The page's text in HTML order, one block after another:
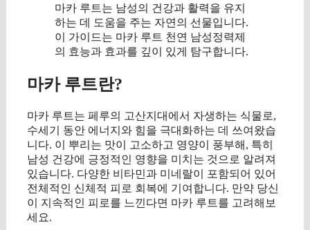
마카 루트는 남성의 건강과 활력을 유지
하는 데 도움을 주는 자연의 선물입니다.
이 가이드는 마카 루트 천연 남성정력제
의 효능과 효과를 깊이 있게 탐구합니다.
마카 루트란?
마카 루트는 페루의 고산지대에서 자생하는 식물로,
수세기 동안 에너지와 힘을 극대화하는 데 쓰여왔습
니다. 이 뿌리는 맛이 고소하고 영양이 풍부해, 특히
남성 건강에 긍정적인 영향을 미치는 것으로 알려져
있습니다. 다양한 비타민과 미네랄이 포함되어 있어
전체적인 신체적 피로 회복에 기여합니다. 만약 당신
이 지속적인 피로를 느낀다면 마카 루트를 고려해보
세요.